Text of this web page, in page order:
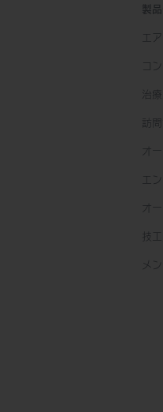
製
エ
コ
治
訪
オ
エ
オ
技
メ